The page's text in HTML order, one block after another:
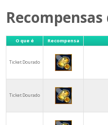
O que é Recompensa
Ticket Dourado
Ticket Dourado